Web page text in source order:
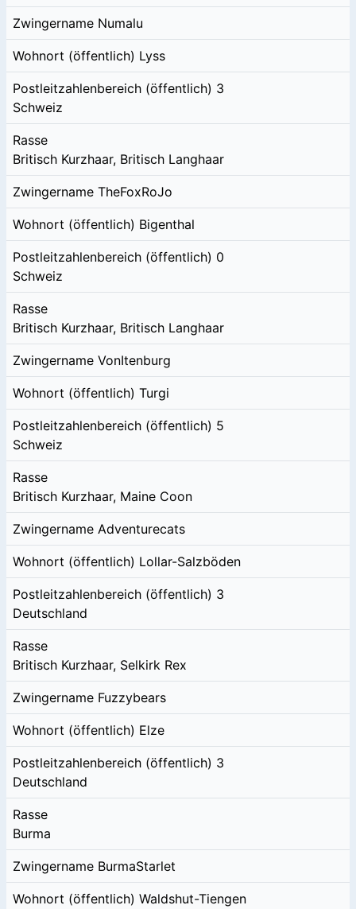
Zwingername Numalu
Wohnort (öffentlich) Lyss
Postleitzahlenbereich (öffentlich) 3
Schweiz
Rasse
Britisch Kurzhaar, Britisch Langhaar
Zwingername TheFoxRoJo
Wohnort (öffentlich) Bigenthal
Postleitzahlenbereich (öffentlich) 0
Schweiz
Rasse
Britisch Kurzhaar, Britisch Langhaar
Zwingername VonItenburg
Wohnort (öffentlich) Turgi
Postleitzahlenbereich (öffentlich) 5
Schweiz
Rasse
Britisch Kurzhaar, Maine Coon
Zwingername Adventurecats
Wohnort (öffentlich) Lollar-Salzböden
Postleitzahlenbereich (öffentlich) 3
Deutschland
Rasse
Britisch Kurzhaar, Selkirk Rex
Zwingername Fuzzybears
Wohnort (öffentlich) Elze
Postleitzahlenbereich (öffentlich) 3
Deutschland
Rasse
Burma
Zwingername BurmaStarlet
Wohnort (öffentlich) Waldshut-Tiengen